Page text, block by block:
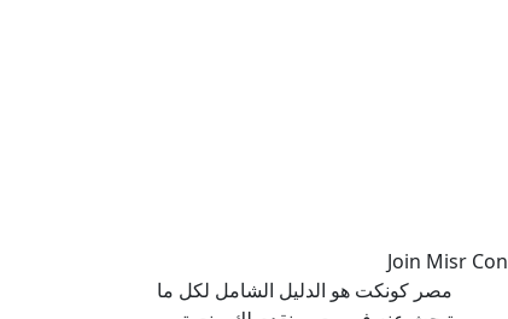
مصر كونكت هو الدليل الشامل لكل ما